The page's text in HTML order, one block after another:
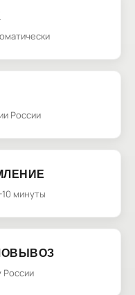
России
минуты
России